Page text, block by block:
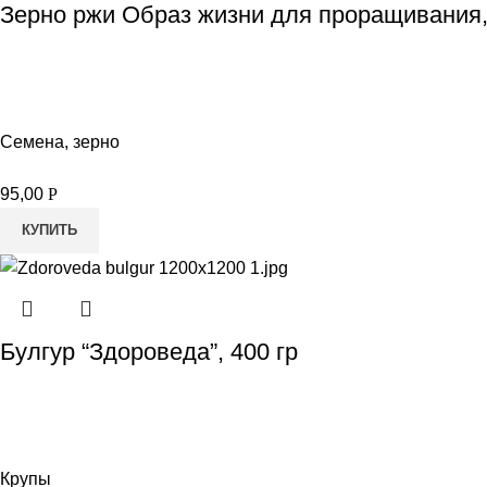
Зерно ржи Образ жизни для
Семена, зерно
95,00 Р
КУПИТЬ
Булгур “Здороведа”, 400 гр
Крупы